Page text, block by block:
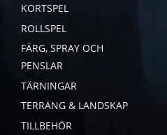
KORTSPEL
ROLLSPEL
FÄRG, SPRAY OCH
PENSLAR
TÄRNINGAR
TERRÄNG & LANDSKAP
TILLBEHÖR